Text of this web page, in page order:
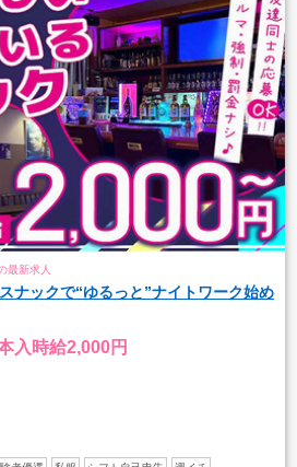
最新求人
ナックで“ゆるっと”ナイトワーク始め
入時給2,000円